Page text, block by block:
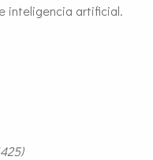
inteligencia artificial.